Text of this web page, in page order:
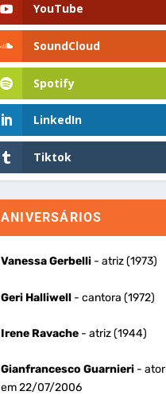
YouTube
SoundCloud
Spotify
LinkedIn
Tiktok
ANIVERSÁRIOS
Vanessa Gerbelli- atriz (1973)
Geri Halliwell- cantora (1972)
Irene Ravache- atriz (1944)
Gianfrancesco Guarnieri- ator
em 22/07/2006